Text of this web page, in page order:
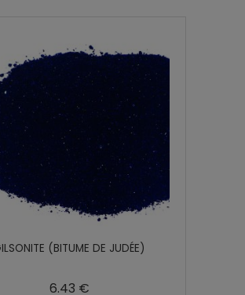
(BITUME DE JUDÉE)
6.43 €